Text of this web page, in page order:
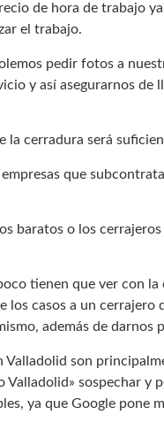
de hora de trabajo
el trabajo.
pedir fotos a
y así asegurarnos de
cerradura será
que
baratos o los
tienen que ver con
casos a un cerrajero
además de darnos
Valladolid son
sospechar y
ya que Google pone